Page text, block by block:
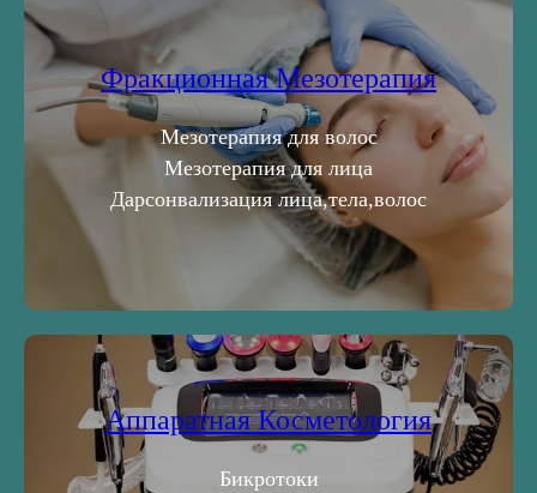
Фракционная Мезотерапия
Мезотерапия для волос
Мезотерапия для лица
Дарсонвализация лица,тела,волос
Аппаратная Косметология
Бикротоки